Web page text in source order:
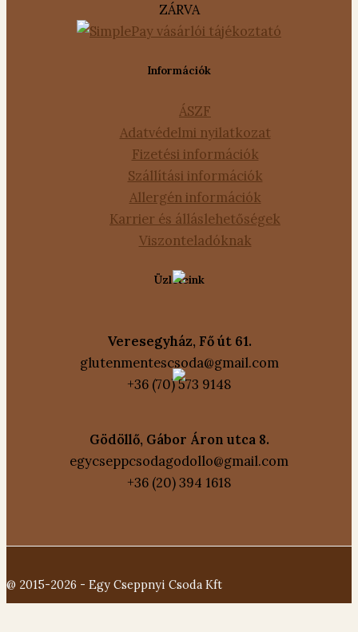
ZÁRVA
Információk
ÁSZF
Adatvédelmi nyilatkozat
Fizetési információk
Szállítási információk
Allergén információk
Karrier és álláslehetőségek
Viszonteladóknak
Üzleteink
Veresegyház, Fő út 61.
glutenmentescsoda@gmail.com
+36 (70) 573 9148
Gödöllő, Gábor Áron utca 8.
egycseppcsodagodollo@gmail.com
+36 (20) 394 1618
@ 2015-2026 - Egy Cseppnyi Csoda Kft